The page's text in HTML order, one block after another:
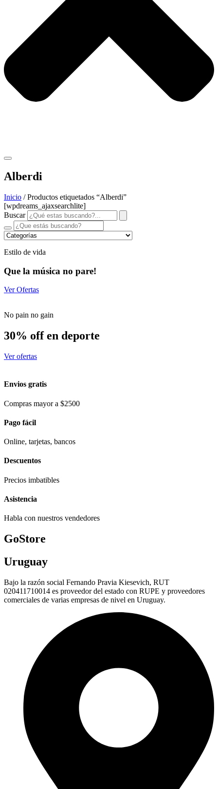
Alberdi
Inicio / Productos etiquetados “Alberdi”
[wpdreams_ajaxsearchlite]
Buscar
Estilo de vida
Que la música no pare!
Ver Ofertas
No pain no gain
30% off en deporte
Ver ofertas
Envios gratis
Compras mayor a $2500
Pago fácil
Online, tarjetas, bancos
Descuentos
Precios imbatibles
Asistencia
Habla con nuestros vendedores
GoStore
Uruguay
Bajo la razón social Fernando Pravia Kiesevich, RUT
020411710014 es proveedor del estado con RUPE y proveedores
comerciales de varias empresas de nivel en Uruguay.